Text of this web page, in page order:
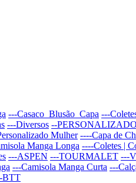
---Casaco_Blusão_Capa ---
---Diversos --
Mulher ----Capa de
Manga Longa ----Coletes |
---ASPEN ---TOURMALET ---
---Camisola Manga Curta ---
BTT